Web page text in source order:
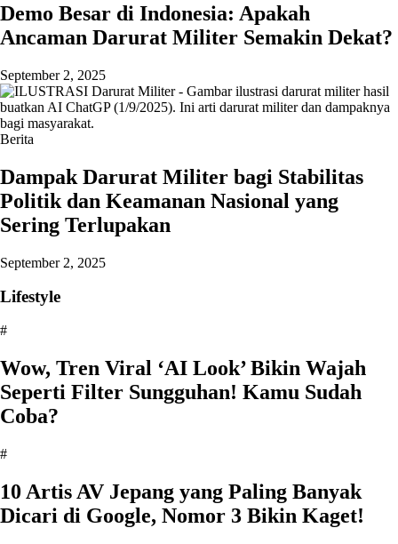
Demo Besar di Indonesia: Apakah
Ancaman Darurat Militer Semakin Dekat?
September 2, 2025
Berita
Dampak Darurat Militer bagi Stabilitas
Politik dan Keamanan Nasional yang
Sering Terlupakan
September 2, 2025
Lifestyle
#
Wow, Tren Viral ‘AI Look’ Bikin Wajah
Seperti Filter Sungguhan! Kamu Sudah
Coba?
#
10 Artis AV Jepang yang Paling Banyak
Dicari di Google, Nomor 3 Bikin Kaget!